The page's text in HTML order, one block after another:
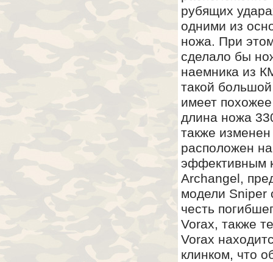
рубящих
одними из
ножа. При
сделало бы
наемника из
такой
имеет
длина ножа
также
расположен
эффективным
Archangel,
модели Sniper
честь
Vorax, также
Vorax
клинком, что